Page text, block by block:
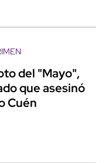
del "Mayo",
que asesinó
Cuén